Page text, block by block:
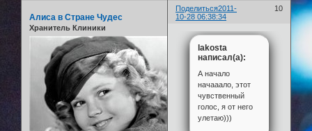
Поделиться 10
2011-
10-28 06:38:34
Алиса в Стране Чудес
Хранитель Клиники
lakosta
написал(а):
А начало
начааало, этот
чувственный
голос, я от него
улетаю)))